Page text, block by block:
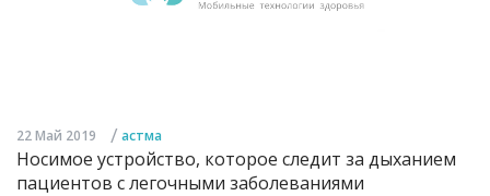
22 Май 2019 / астма
Носимое устройство, которое следит за дыханием
пациентов с легочными заболеваниями